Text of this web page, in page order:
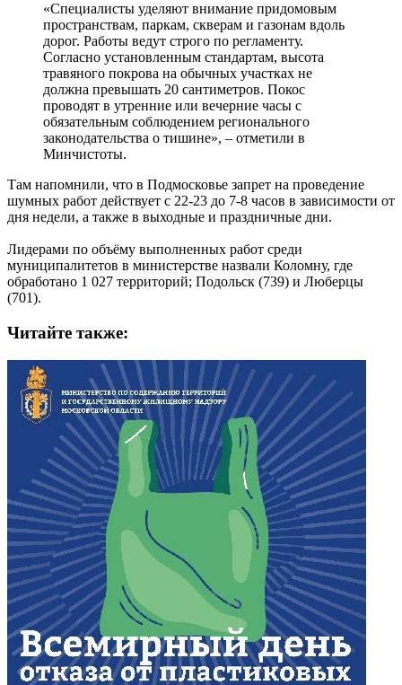
«Специалисты уделяют внимание придомовым
пространствам, паркам, скверам и газонам вдоль
дорог. Работы ведут строго по регламенту.
Согласно установленным стандартам, высота
травяного покрова на обычных участках не
должна превышать 20 сантиметров. Покос
проводят в утренние или вечерние часы с
обязательным соблюдением регионального
законодательства о тишине», – отметили в
Минчистоты.
Там напомнили, что в Подмосковье запрет на проведение
шумных работ действует с 22-23 до 7-8 часов в зависимости от
дня недели, а также в выходные и праздничные дни.
Лидерами по объёму выполненных работ среди
муниципалитетов в министерстве назвали Коломну, где
обработано 1 027 территорий; Подольск (739) и Люберцы
(701).
Читайте также: